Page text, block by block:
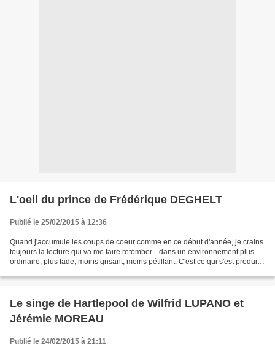
L'oeil du prince de Frédérique DEGHELT
Publié le 25/02/2015 à 12:36
Quand j'accumule les coups de coeur comme en ce début d'année, je crains
toujours la lecture qui va me faire retomber... dans un environnement plus
ordinaire, plus fade, moins grisant, moins pétillant. C'est ce qui s'est produit
Le singe de Hartlepool de Wilfrid LUPANO et
Jérémie MOREAU
Publié le 24/02/2015 à 21:11